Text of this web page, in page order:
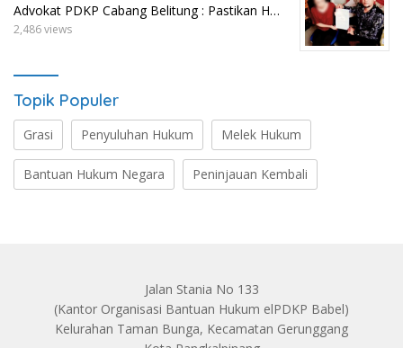
Advokat PDKP Cabang Belitung : Pastikan H…
2,486 views
Topik Populer
Grasi Penyuluhan Hukum Melek Hukum
Bantuan Hukum Negara Peninjauan Kembali
Jalan Stania No 133
(Kantor Organisasi Bantuan Hukum elPDKP Babel)
Kelurahan Taman Bunga, Kecamatan Gerunggang